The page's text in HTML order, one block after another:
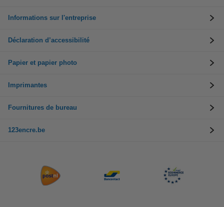
Informations sur l'entreprise
Déclaration d’accessibilité
Papier et papier photo
Imprimantes
Fournitures de bureau
123encre.be